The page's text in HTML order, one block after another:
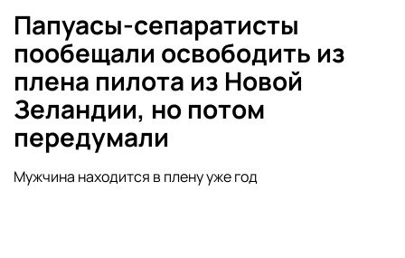
Папуасы-сепаратисты
пообещали освободить из
плена пилота из Новой
Зеландии, но потом
передумали
Мужчина находится в плену уже год